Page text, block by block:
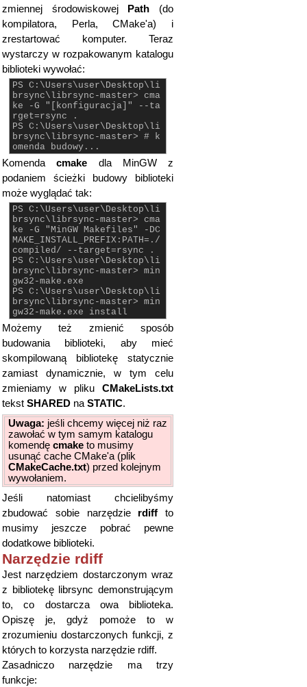
zmiennej środowiskowej Path (do
kompilatora, Perla, CMake'a) i
zrestartować komputer. Teraz
wystarczy w rozpakowanym katalogu
biblioteki wywołać:
PS C:\Users\user\Desktop\li
brsync\librsync-master> cma
ke -G "[konfiguracja]" --ta
rget=rsync .
PS C:\Users\user\Desktop\li
brsync\librsync-master> # k
omenda budowy...
Komendacmake dla MinGW z
podaniem ścieżki budowy biblioteki
może wyglądać tak:
PS C:\Users\user\Desktop\li
brsync\librsync-master> cma
ke -G "MinGW Makefiles" -DC
MAKE_INSTALL_PREFIX:PATH=./
compiled/ --target=rsync .
PS C:\Users\user\Desktop\li
brsync\librsync-master> min
gw32-make.exe
PS C:\Users\user\Desktop\li
brsync\librsync-master> min
gw32-make.exe install
Możemy też zmienić sposób
budowania biblioteki, aby mieć
skompilowaną bibliotekę statycznie
zamiast dynamicznie, w tym celu
zmieniamy w pliku CMakeLists.txt
tekst SHARED na STATIC.
Uwaga: jeśli chcemy więcej niż raz
zawołać w tym samym katalogu
komendę cmake to musimy
usunąć cache CMake'a (plik
CMakeCache.txt) przed kolejnym
wywołaniem.
Jeśli natomiast chcielibyśmy
zbudować sobie narzędzie rdiff to
musimy jeszcze pobrać pewne
dodatkowe biblioteki.
Narzędzie rdiff
Jest narzędziem dostarczonym wraz
z bibliotekę librsync demonstrującym
to, co dostarcza owa biblioteka.
Opiszę je, gdyż pomoże to w
zrozumieniu dostarczonych funkcji, z
których to korzysta narzędzie rdiff.
Zasadniczo narzędzie ma trzy
funkcje: